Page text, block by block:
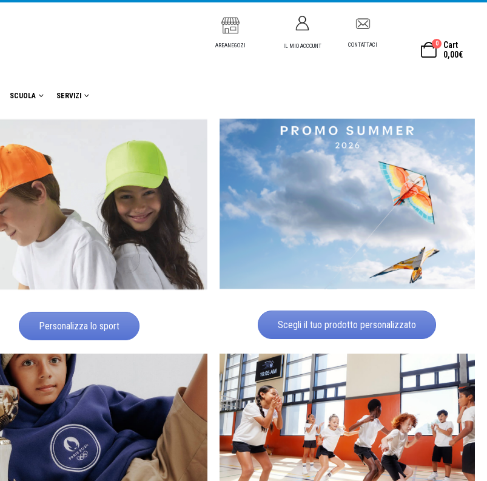
AREANEGOZI IL MIO ACCOUNT CONTATTACI 0
Cart
0,00€
SCUOLA SERVIZI
Personalizza lo sport Scegli il tuo prodotto personalizzato